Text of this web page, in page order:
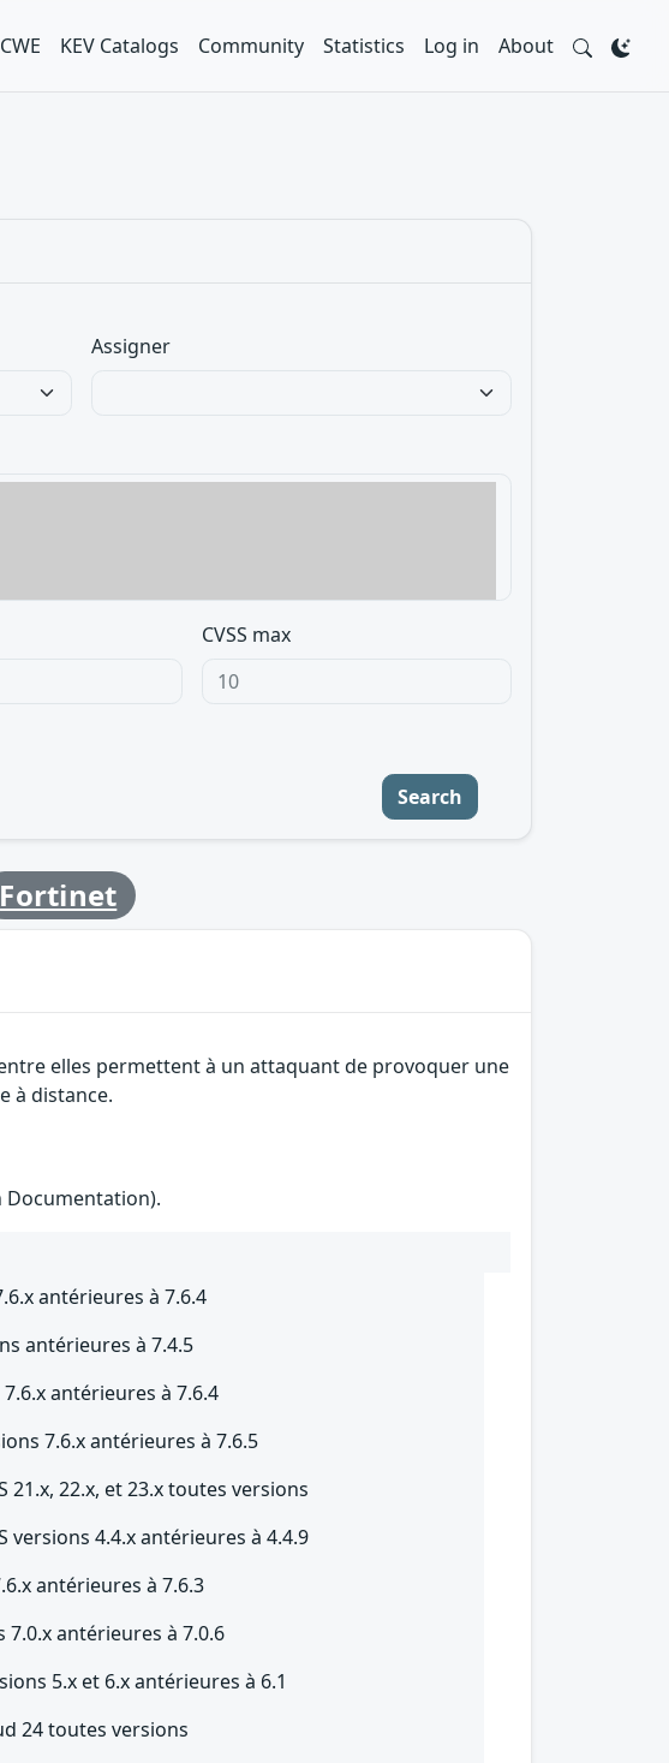
CWE KEV Catalogs Community Statistics Log in About
Assigner
CVSS max
Search
Fortinet
elles permettent à un attaquant de provoquer une
à distance.
antérieures à 7.6.4
antérieures à 7.4.5
antérieures à 7.6.4
7.6.x antérieures à 7.6.5
21.x, 22.x, et 23.x toutes versions
versions 4.4.x antérieures à 4.4.9
antérieures à 7.6.3
7.0.x antérieures à 7.0.6
5.x et 6.x antérieures à 6.1
24 toutes versions